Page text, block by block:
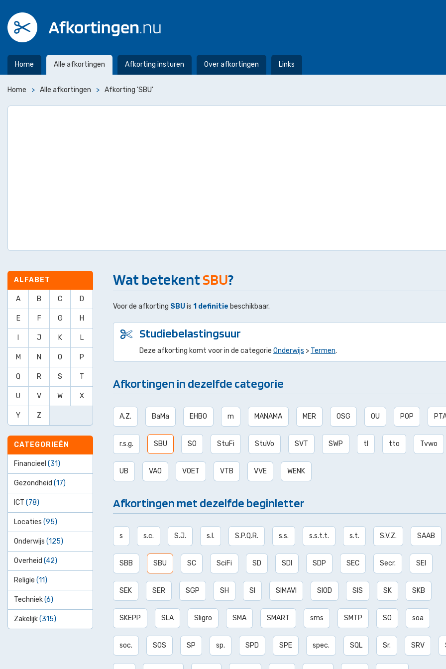
Home Alle afkortingen Afkorting insturen Over afkortingen Links
Home Alle afkortingen Afkorting 'SBU'
Wat betekentSBU?
Voor de afkorting SBUis 1 definitie beschikbaar.
Studiebelastingsuur
Deze afkorting komt voor in de categorie Onderwijs > Termen.
Afkortingen in dezelfde categorie
A.Z. BaMa EHBO m MANAMA MER OSG OU POP
r.s.g. SBU SO StuFi StuVo SVT SWP tl tto Tvwo
UB VAO VOET VTB VVE WENK
Afkortingen met dezelfde beginletter
s s.c. S.J. s.l. S.P.Q.R. s.s. s.s.t.t. s.t. S.V.Z. SAAB
SBB SBU SC SciFi SD SDI SDP SEC Secr. SEI
SEK SER SGP SH SI SIMAVI SIOD SIS SK SKB
SKEPP SLA Sligro SMA SMART sms SMTP SO soa
soc. SOS SP sp. SPD SPE spec. SQL Sr. SRV
ALFABET
A B C D
E F G H
J K L
M N O P
Q R S T
U V W X
Y Z
CATEGORIEËN
Financieel (31)
Gezondheid (17)
ICT (78)
Locaties (95)
Onderwijs (125)
Overheid (42)
Religie (11)
Techniek(6)
Zakelijk(315)